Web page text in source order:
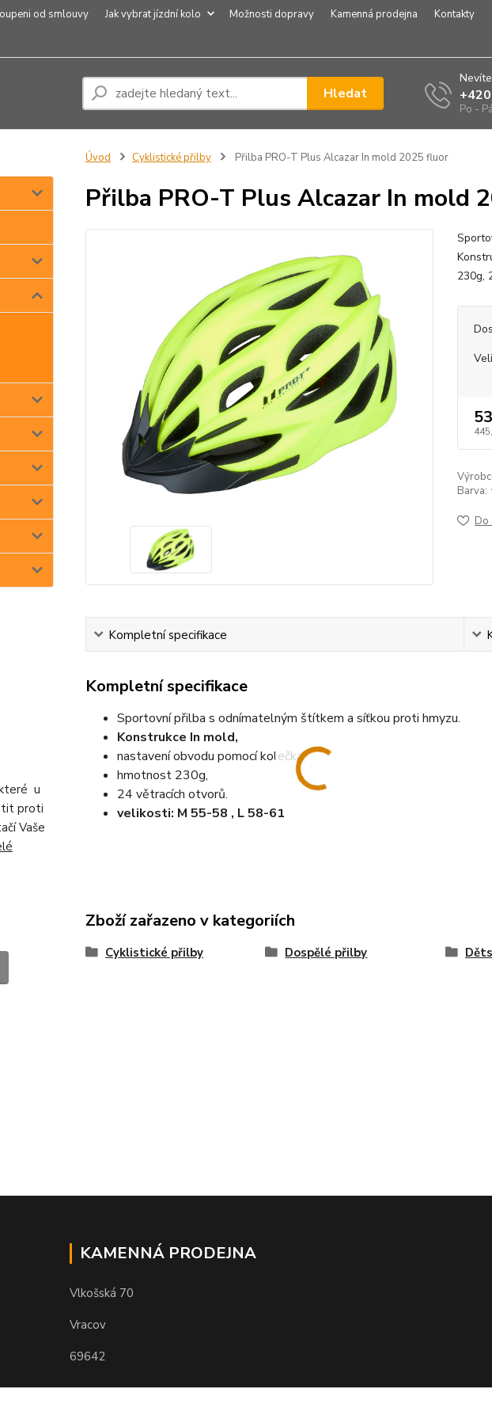
od smlouvy Jak vybrat jízdní kolo Možnosti dopravy Kamenná prodejna
Kontakty
Hledat
Po -
u
proti
Vaše
Úvod Cyklistické přilby Přilba PRO-T Plus Alcazar In mold 2025 fluor
Přilba PRO-T Plus Alcazar In mold
230g,
Barva:
Do
Kompletní specifikace
Kompletní specifikace
Sportovní přilba s odnímatelným štítkem a síťkou proti hmyzu.
Konstrukce In mold,
nastavení obvodu pomocí kolečka,
hmotnost 230g,
24 větracích otvorů.
velikosti: M 55-58 , L 58-61
Zboží zařazeno v kategoriích
Cyklistické přilby Dospělé přilby
KAMENNÁ PRODEJNA
Vlkošská 70
Vracov
69642